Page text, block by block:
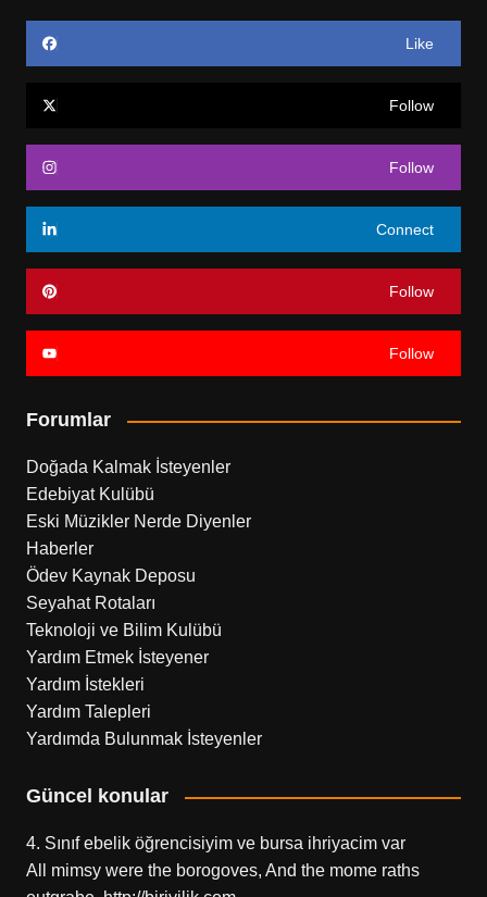
Like
Follow
Follow
Connect
Follow
Follow
Forumlar
Doğada Kalmak İsteyenler
Edebiyat Kulübü
Eski Müzikler Nerde Diyenler
Haberler
Ödev Kaynak Deposu
Seyahat Rotaları
Teknoloji ve Bilim Kulübü
Yardım Etmek İsteyener
Yardım İstekleri
Yardım Talepleri
Yardımda Bulunmak İsteyenler
Güncel konular
4. Sınıf ebelik öğrencisiyim ve bursa ihriyacim var
All mimsy were the borogoves, And the mome raths